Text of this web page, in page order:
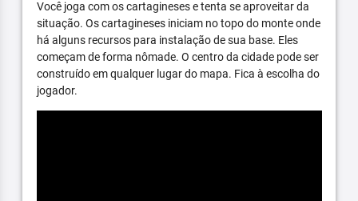
Você joga com os cartagineses e tenta se aproveitar da
situação. Os cartagineses iniciam no topo do monte onde
há alguns recursos para instalação de sua base. Eles
começam de forma nômade. O centro da cidade pode ser
construído em qualquer lugar do mapa. Fica à escolha do
jogador.